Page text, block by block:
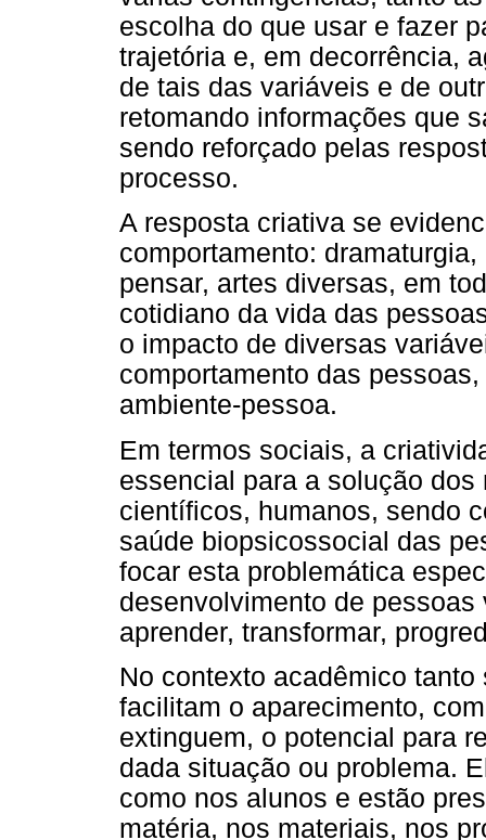
escolha do que usar e fazer
trajetória e, em decorrência,
de tais das variáveis e de
retomando informações que
sendo reforçado pelas
processo.
A resposta criativa se
comportamento:
pensar, artes diversas, em
cotidiano da vida das
o impacto de diversas
comportamento das
ambiente-pessoa.
Em termos sociais, a
essencial para a solução
científicos, humanos, sendo
saúde biopsicossocial das
focar esta problemática
desenvolvimento de
aprender, transformar,
No contexto acadêmico
facilitam o aparecimento,
extinguem, o potencial para
dada situação ou problema.
como nos alunos e estão
matéria, nos materiais, nos